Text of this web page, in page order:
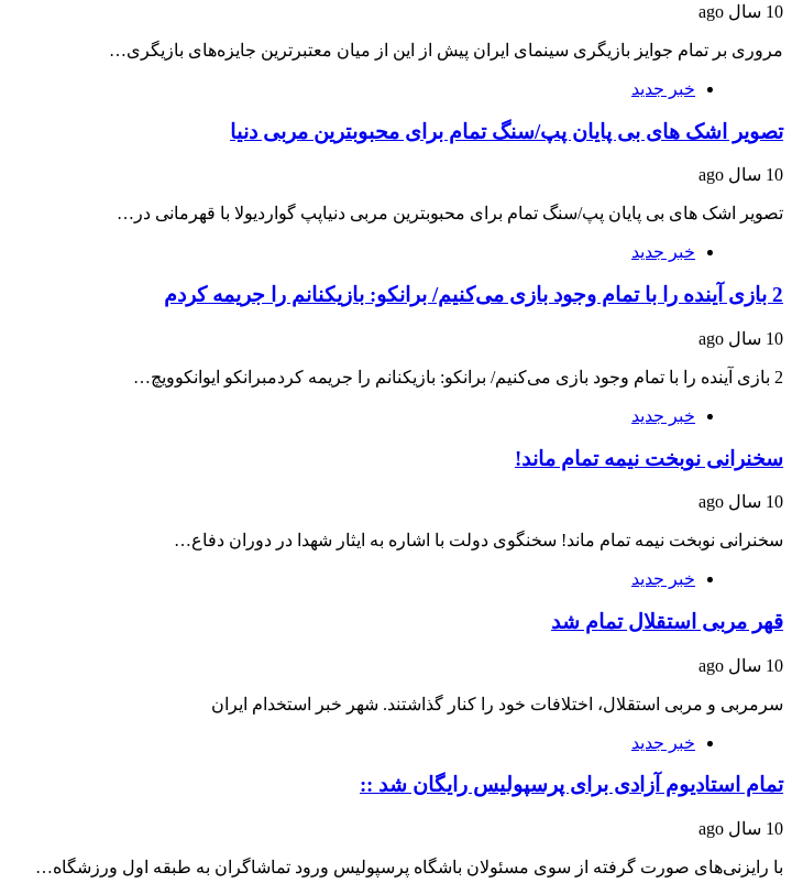
10 سال ago
مروری بر تمام جوایز بازیگری سینمای ایران پیش از این از میان معتبرترین جایزه‌های بازیگری…
خبر جدید
تصویر اشک های بی پایان پپ/سنگ تمام برای محبوبترین مربی دنیا
10 سال ago
تصویر اشک های بی پایان پپ/سنگ تمام برای محبوبترین مربی دنیاپپ گواردیولا با قهرمانی در…
خبر جدید
2 بازی آینده را با تمام وجود بازی می‌کنیم/ برانکو: بازیکنانم را جریمه کردم
10 سال ago
2 بازی آینده را با تمام وجود بازی می‌کنیم/ برانکو: بازیکنانم را جریمه کردمبرانکو ایوانکوویچ…
خبر جدید
سخنرانی نوبخت نیمه تمام ماند!
10 سال ago
سخنرانی نوبخت نیمه تمام ماند! سخنگوی دولت با اشاره به ایثار شهدا در دوران دفاع…
خبر جدید
قهر مربی استقلال تمام شد
10 سال ago
سرمربی و مربی استقلال، اختلافات خود را کنار گذاشتند. شهر خبر استخدام ایران
خبر جدید
تمام استادیوم آزادی برای پرسپولیس رایگان شد ::
10 سال ago
با رایزنی‌های صورت گرفته از سوی مسئولان باشگاه پرسپولیس ورود تماشاگران به طبقه اول ورزشگاه…